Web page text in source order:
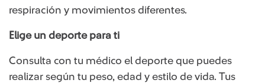
respiración y movimientos diferentes.
Elige un deporte para ti
Consulta con tu médico el deporte que puedes
realizar según tu peso, edad y estilo de vida. Tus